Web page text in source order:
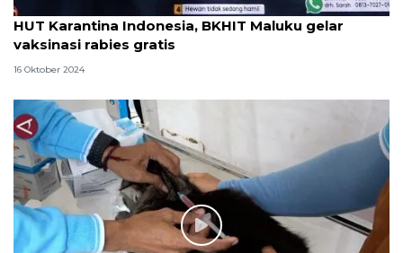
HUT Karantina Indonesia, BKHIT Maluku gelar
vaksinasi rabies gratis
16 Oktober 2024